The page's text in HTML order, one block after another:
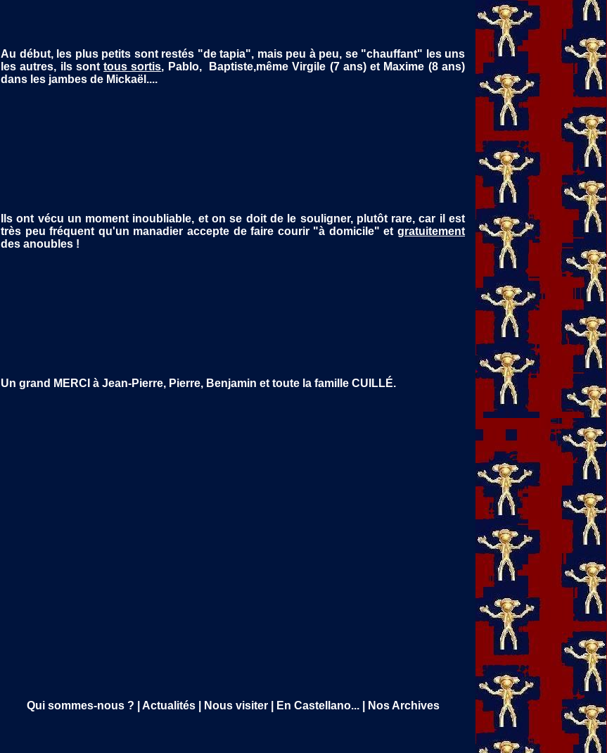
Au début, les plus petits sont restés "de tapia", mais peu à peu, se "chauffant" les uns
les autres, ils sonttous sortis, Pablo, Baptiste,même Virgile (7 ans) et Maxime (8 ans)
dans les jambes de Mickaël....
Ils ont vécu un moment inoubliable, et on se doit de le souligner, plutôt rare, car il est
très peu fréquent qu'un manadier accepte de faire courir "à domicile" et gratuitement
des anoubles !
Un grand MERCI à Jean-Pierre, Pierre, Benjamin et toute la famille CUILLÉ.
Qui sommes-nous ? Actualités Nous visiter En Castellano... Nos Archives